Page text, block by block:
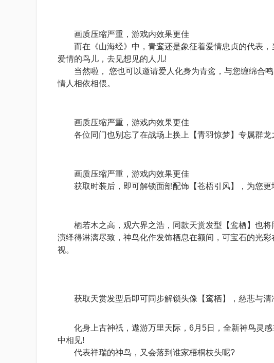
画质压缩严重，游戏内效果更佳
而在《山海经》中，青鸾还是象征着爱情忠贞的代表，
爱情的鸟儿，去见想见的人儿!
当然啦， 您也可以邀请爱人化身为青鸾，与您缠绵合鸣
情人相依相偎。
画质压缩严重，游戏内效果更佳
各位同门也别忘了在战场上换上【青羽惊梦】专属群龙
画质压缩严重，游戏内效果更佳
获取时装后，即可解锁面部配饰【苍梧引风】，为您更
栖若木之高，观六界之浩，同款天赏发型【鸾栖】也将
演绎得淋漓尽致，神鸟化作发饰栖息在额间，可宝石的光
视。
获取天赏发型后即可同步解锁头像【鸾栖】，慈悲与清
化身上古神祇，遨游万里天际，6月5日，全新神鸟灵感
中相见!
代表祥瑞的神鸟，又会落到谁家梧桐枝头呢?